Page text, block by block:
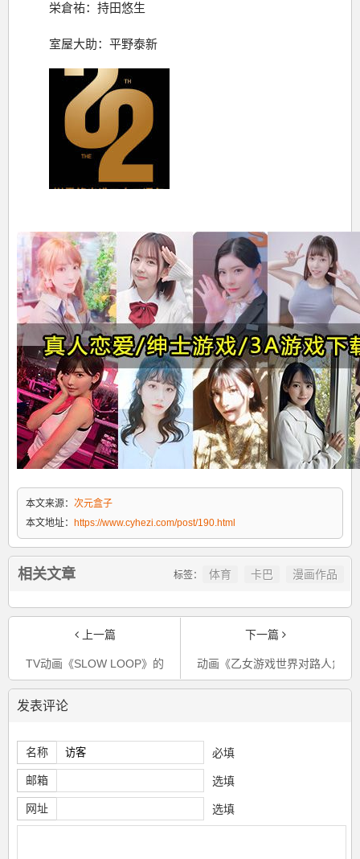
栄倉祐：持田悠生
室屋大助：平野泰新
本文来源： 次元盒子
本文地址： https://www.cyhezi.com/post/190.html
相关文章 标签： 体育 卡巴 漫画作品
上一篇
TV动画《SLOW LOOP》的第二弹宣传PV和新视觉图公开
下一篇
动画《乙女游戏世界对路人角色
发表评论
名称 必填
邮箱 选填
网址 选填